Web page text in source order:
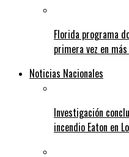
Florida programa
primera vez en
Noticias Nacionales
Investigación
incendio Eaton en